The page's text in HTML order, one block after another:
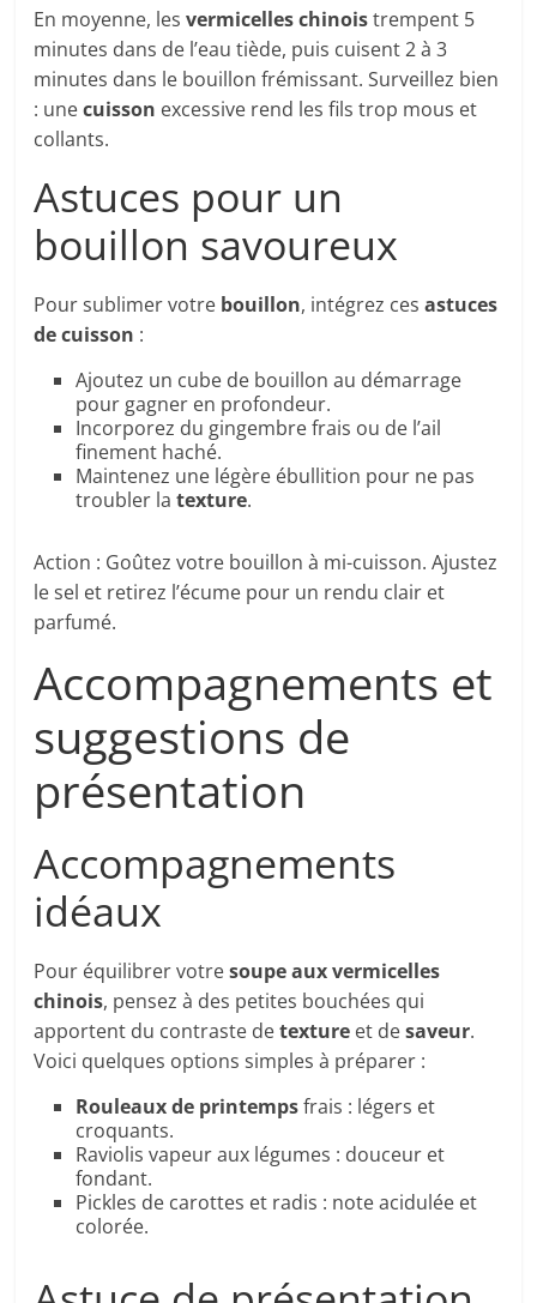
En moyenne, lesvermicelles chinoistrempent 5
minutes dans de l’eau tiède, puis cuisent 2 à 3
minutes dans le bouillon frémissant. Surveillez bien
: unecuisson excessive rend les fils trop mous et
collants.
Astuces pour un
bouillon savoureux
Pour sublimer votre bouillon, intégrez cesastuces
de cuisson :
Ajoutez un cube de bouillon au démarrage
pour gagner en profondeur.
Incorporez du gingembre frais ou de l’ail
finement haché.
Maintenez une légère ébullition pour ne pas
troubler latexture.
Action : Goûtez votre bouillon à mi-cuisson. Ajustez
le sel et retirez l’écume pour un rendu clair et
parfumé.
Accompagnements et
suggestions de
présentation
Accompagnements
idéaux
Pour équilibrer votresoupe aux vermicelles
chinois, pensez à des petites bouchées qui
apportent du contraste detexture et desaveur.
Voici quelques options simples à préparer :
Rouleaux de printempsfrais : légers et
croquants.
Raviolis vapeur aux légumes : douceur et
fondant.
Pickles de carottes et radis : note acidulée et
colorée.